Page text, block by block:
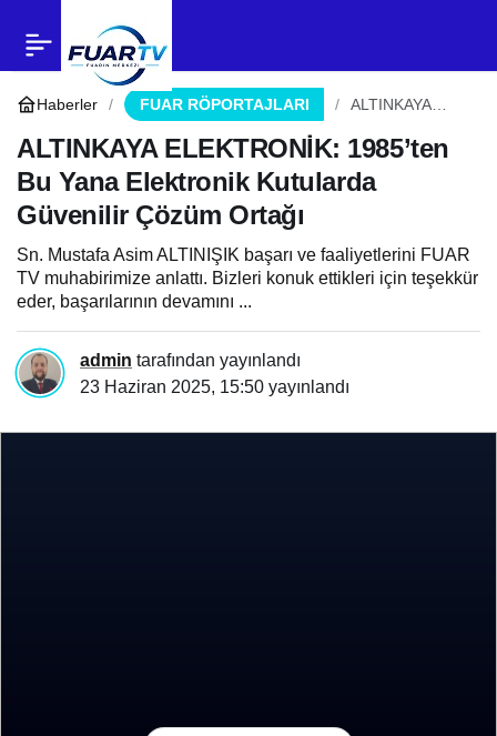
Haberler FUAR RÖPORTAJLARI
ALTINKAYA
1985’ten Bu
Yana Elektronik
Kutularda
Güvenilir Çözüm
ALTINKAYA ELEKTRONİK: 1985’ten
Bu Yana Elektronik Kutularda
Güvenilir Çözüm Ortağı
Sn. Mustafa Asim ALTINIŞIK başarı ve faaliyetlerini FUAR
TV muhabirimize anlattı. Bizleri konuk ettikleri için teşekkür
eder, başarılarının devamını ...
admin tarafından yayınlandı
23 Haziran 2025, 15:50 yayınlandı
ALTINKAYA
ELEKTRONİK:
1985’ten Bu Yana
Elektronik Kutularda
Güvenilir Çözüm
Ortağı